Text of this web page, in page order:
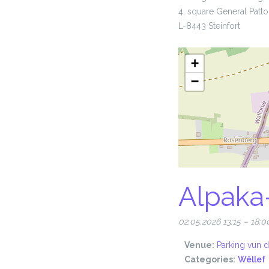
4, square General
L-8443 Steinfort
+
−
02.05.2026 13:15–
Venue: Parking vun
Categories: Wëllef